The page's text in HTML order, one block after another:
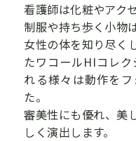
看護師は化粧やアク
制服や持ち歩く小物
女性の体を知り尽く
たワコールHIコレ
れる様々は動作を
た。
審美性にも優れ、美
しく演出します。